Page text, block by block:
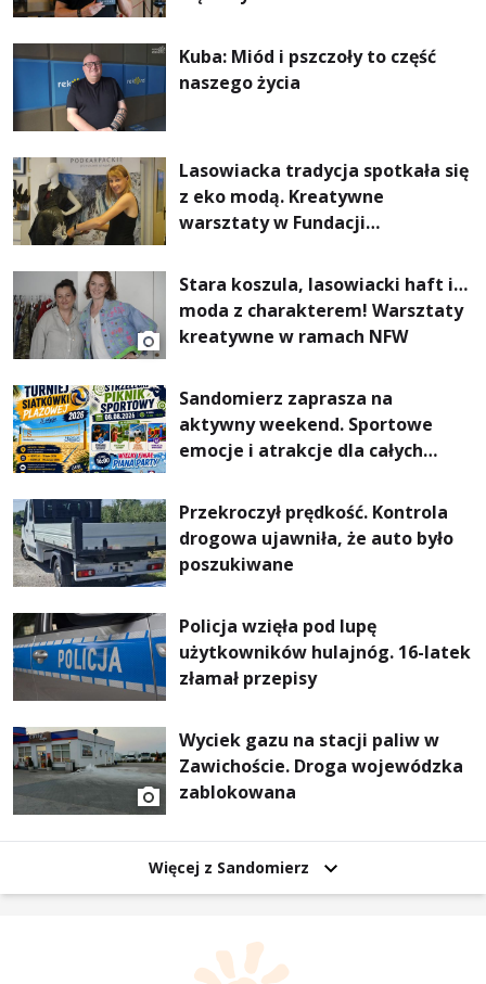
Kuba: Miód i pszczoły to część
naszego życia
Lasowiacka tradycja spotkała się
z eko modą. Kreatywne
warsztaty w Fundacji
Stara koszula, lasowiacki haft i…
moda z charakterem! Warsztaty
kreatywne w ramach NFW
Sandomierz zaprasza na
aktywny weekend. Sportowe
emocje i atrakcje dla całych
Przekroczył prędkość. Kontrola
drogowa ujawniła, że auto było
poszukiwane
Policja wzięła pod lupę
użytkowników hulajnóg. 16-latek
złamał przepisy
Wyciek gazu na stacji paliw w
Zawichoście. Droga wojewódzka
zablokowana
Więcej z Sandomierz